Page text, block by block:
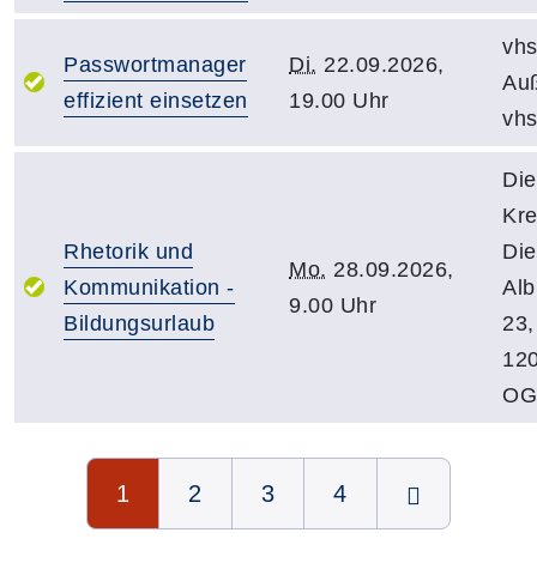
Passwortmanager
effizient einsetzen
Di. 22.09.2026,
19.00 Uhr
Rhetorik und
Kommunikation -
Bildungsurlaub
Mo. 28.09.2026,
9.00 Uhr
OG
Seite 1 von 4
1 2 3 4